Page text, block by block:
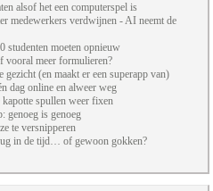
alsof het een computerspel is
medewerkers verdwijnen - AI neemt de
studenten moeten opnieuw
vooral meer formulieren?
(en maakt er een superapp van)
dag online en alweer weg
spullen weer fixen
genoeg is genoeg
te versnipperen
in de tijd… of gewoon gokken?